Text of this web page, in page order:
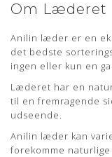
Om Læderet
Anilin læder er en
det bedste
ingen eller kun en
Læderet har en
til en fremragende
udseende.
Anilin læder kan
forekomme